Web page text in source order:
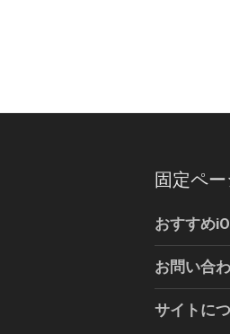
固定ペー
おすすめ
お問い合
サイトに